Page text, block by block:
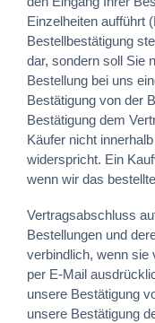
Einzelheiten aufführt
Bestellbestätigung
dar, sondern soll Sie
Bestellung bei uns
Bestätigung von der
Bestätigung dem
Käufer nicht
widerspricht. Ein
wenn wir das
Vertragsabschluss
Bestellungen und
verbindlich, wenn sie
per E-Mail
unsere Bestätigung
unsere Bestätigung